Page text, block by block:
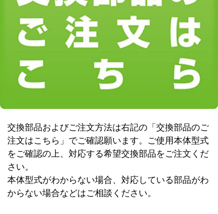
交換部品およびご注文方法は右記の「交換部品のご
注文はこちら」でご確認願います。ご使用本体型式
をご確認の上、対応する希望交換部品をご注文くだ
さい。
本体型式がわからない場合、対応している部品がわ
からない場合などはご相談ください。